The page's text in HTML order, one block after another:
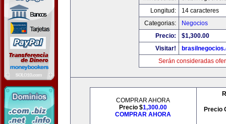
Longitud:
14 caracteres
Categorias:
Negocios
Precio:
$1,300.00
Visitar!
Serán consideradas
COMPRAR AHORA
Precio $1,300.00
COMPRAR AHORA
Precio